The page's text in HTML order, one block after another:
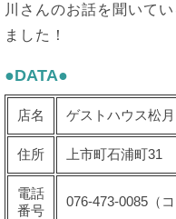
川さんのお話を聞いて
ました！
●DATA●
店名 ゲストハウス松月
住所 上市町石浦町31
電話
番号
076-473-0085（